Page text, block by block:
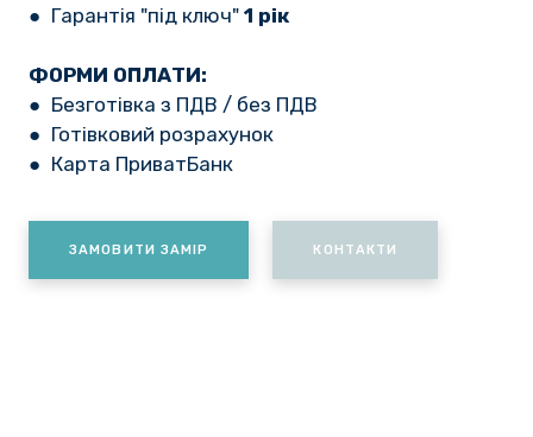
● Гарантія "під ключ" 1 рік
ФОРМИ ОПЛАТИ:
● Безготівка з ПДВ / без ПДВ
● Готівковий розрахунок
● Карта ПриватБанк
ЗАМОВИТИ ЗАМІР КОНТАКТИ